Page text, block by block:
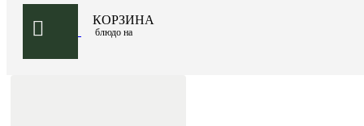
КОРЗИНА
блюдо на